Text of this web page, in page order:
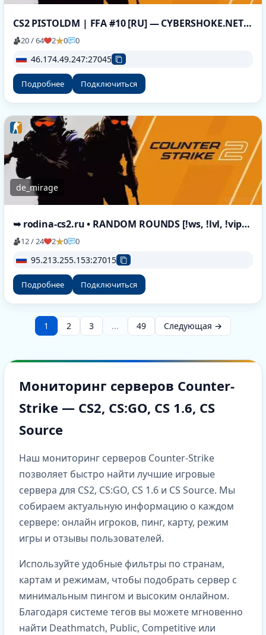
CS2 PISTOLDM | FFA #10 [RU] — CYBERSHOKE.NET (ONLY HEADSHOT)
20 / 64 2 0 0
46.174.49.247:27045
Подробнее Подключиться
de_mirage
➥ rodina-cs2.ru • RANDOM ROUNDS [!ws, !lvl, !viptest]
12 / 24 2 0 0
95.213.255.153:27015
Подробнее Подключиться
1 2 3 ... 49 Следующая →
Мониторинг серверов Counter-
Strike — CS2, CS:GO, CS 1.6, CS
Source
Наш мониторинг серверов Counter-Strike
позволяет быстро найти лучшие игровые
сервера для CS2, CS:GO, CS 1.6 и CS Source. Мы
собираем актуальную информацию о каждом
сервере: онлайн игроков, пинг, карту, режим
игры и отзывы пользователей.
Используйте удобные фильтры по странам,
картам и режимам, чтобы подобрать сервер с
минимальным пингом и высоким онлайном.
Благодаря системе тегов вы можете мгновенно
найти Deathmatch, Public, Competitive или